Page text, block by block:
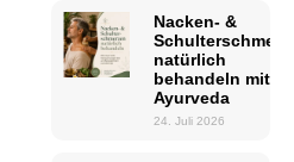
Nacken- &
natürlich
behandeln mit
Ayurveda
24. Juli 2026